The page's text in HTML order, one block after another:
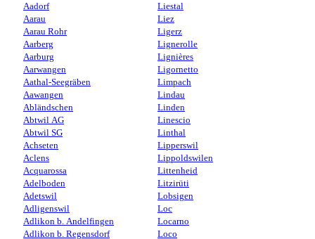
Aadorf
Aarau
Aarau Rohr
Aarberg
Aarburg
Aarwangen
Aathal-Seegräben
Aawangen
Abländschen
Abtwil AG
Abtwil SG
Achseten
Aclens
Acquarossa
Adelboden
Adetswil
Adligenswil
Adlikon b. Andelfingen
Adlikon b. Regensdorf
Liestal
Liez
Ligerz
Lignerolle
Lignières
Ligornetto
Limpach
Lindau
Linden
Linescio
Linthal
Lipperswil
Lippoldswilen
Littenheid
Litzirüti
Lobsigen
Loc
Locarno
Loco